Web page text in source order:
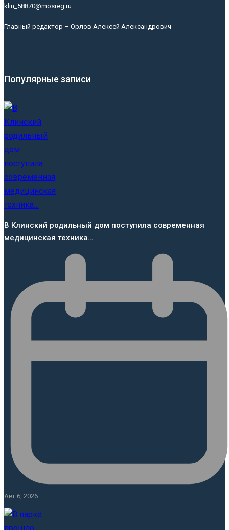
klin_58870@mosreg.ru
Главный редактор – Орлов Алексей Александрович
Популярные записи
В Клинский родильный дом поступила современная
медицинская техника…
Авг 6, 2026